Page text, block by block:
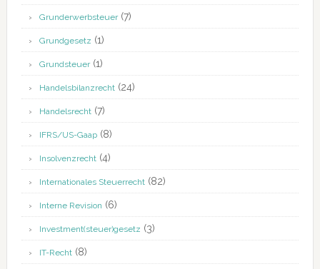
Grunderwerbsteuer(7)
Grundgesetz (1)
Grundsteuer(1)
Handelsbilanzrecht(24)
Handelsrecht(7)
IFRS/US-Gaap(8)
Insolvenzrecht(4)
Internationales Steuerrecht(82)
Interne Revision (6)
Investment(steuer)gesetz (3)
IT-Recht(8)